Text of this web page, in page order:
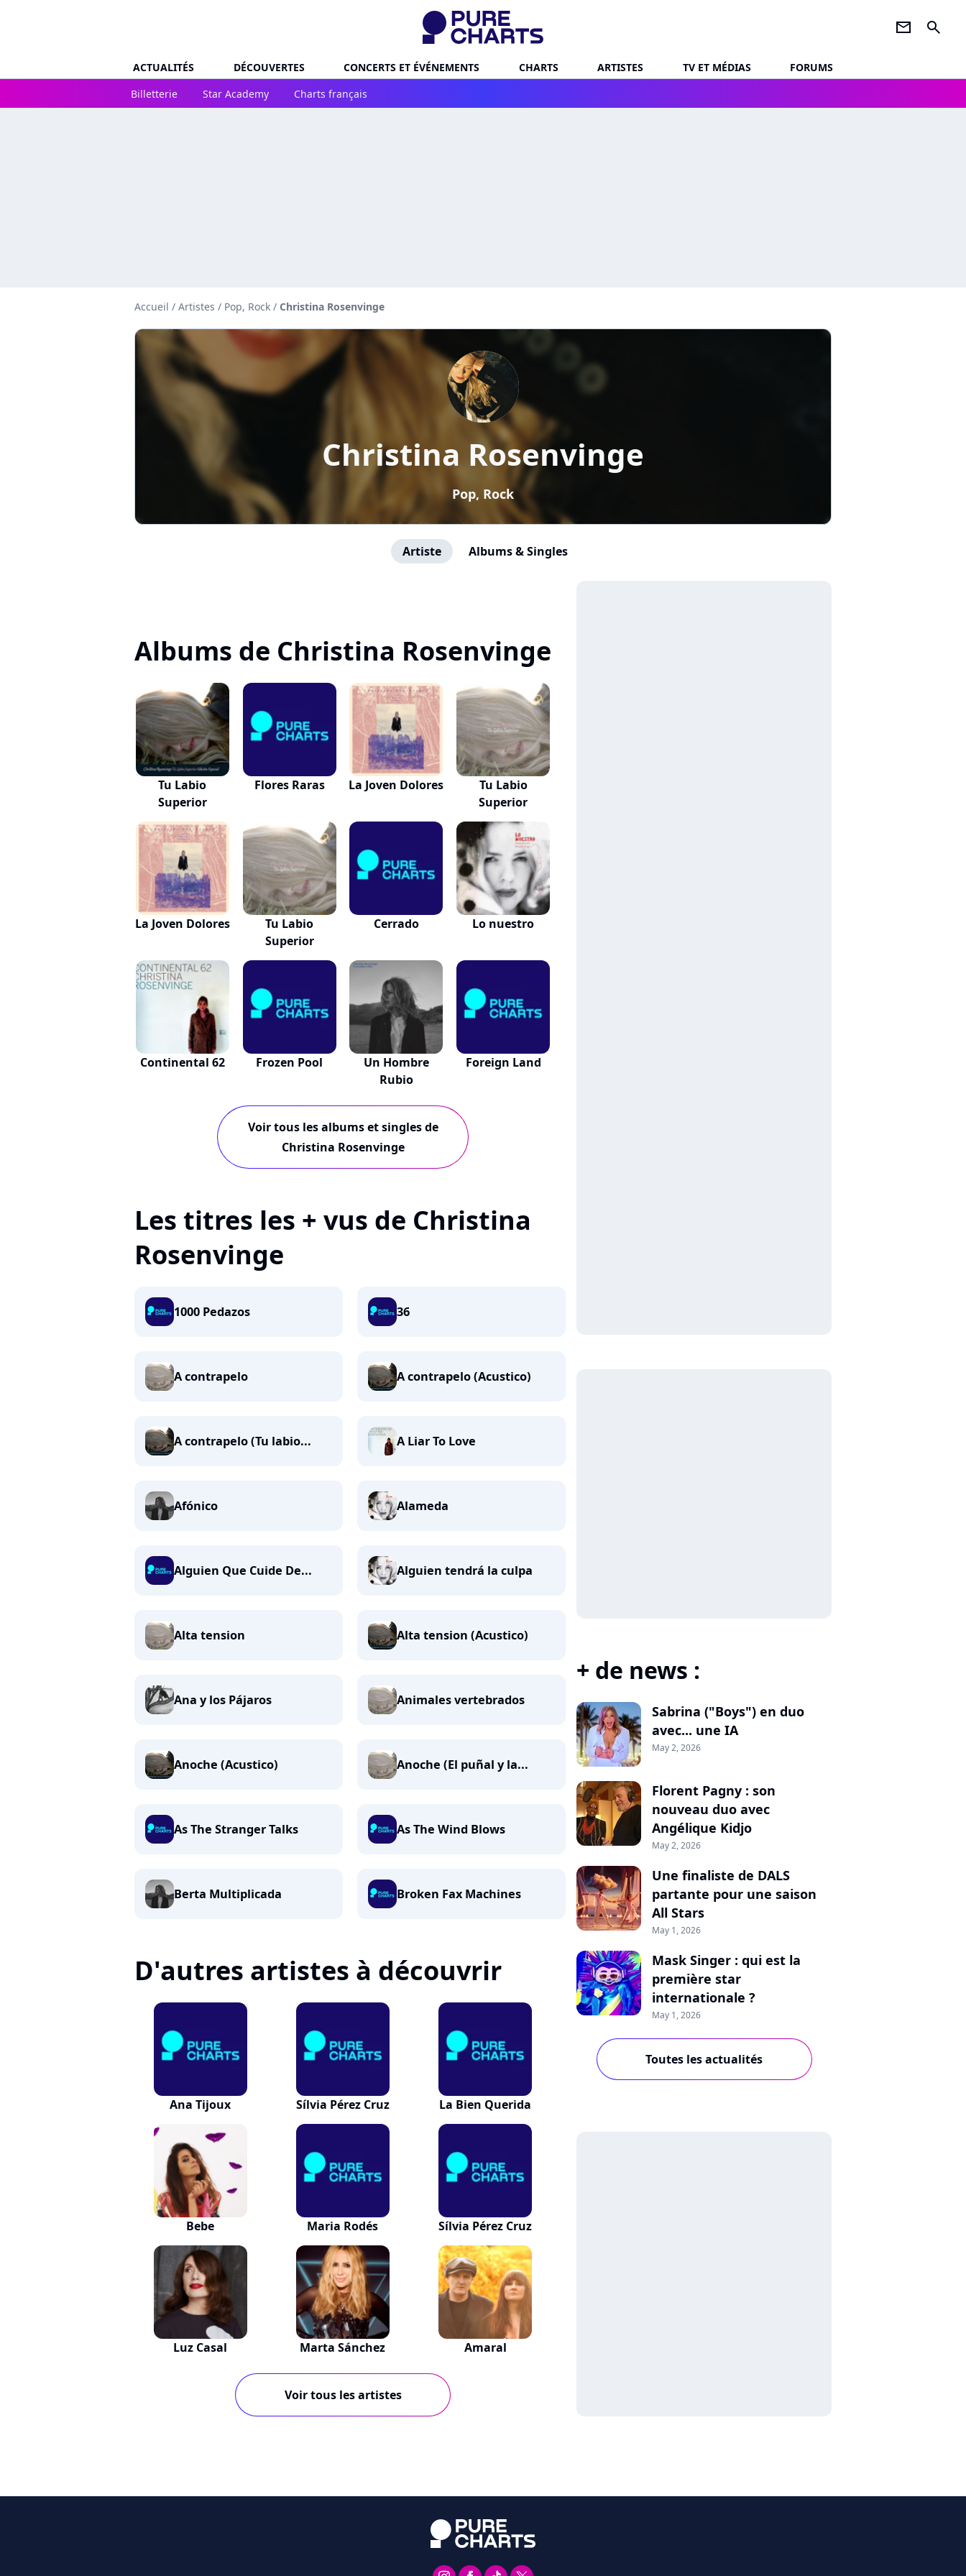
newsletter search
ACTUALITÉS DÉCOUVERTES CONCERTS ET ÉVÉNEMENTS CHARTS ARTISTES TV ET MÉDIAS
FORUMS
Billetterie
Star Academy Charts français
Accueil / Artistes / Pop, Rock / Christina Rosenvinge
Christina Rosenvinge
Pop, Rock
Artiste Albums & Singles
Albums de Christina Rosenvinge
Tu Labio
Superior
Flores Raras La Joven Dolores
Tu Labio
Superior
La Joven Dolores
Tu Labio
Superior
Cerrado Lo nuestro
Continental 62 Frozen Pool
Un Hombre
Rubio
Foreign Land
Voir tous les albums et singles de
Christina Rosenvinge
Les titres les + vus de Christina
Rosenvinge
1000 Pedazos 36
A contrapelo A contrapelo (Acustico)
A contrapelo (Tu labio... A Liar To Love
Afónico Alameda
Alguien Que Cuide De... Alguien tendrá la culpa
Alta tension Alta tension (Acustico)
Ana y los Pájaros Animales vertebrados
Anoche (Acustico) Anoche (El puñal y la...
As The Stranger Talks As The Wind Blows
Berta Multiplicada Broken Fax Machines
D'autres artistes à découvrir
Ana Tijoux Sílvia Pérez Cruz La Bien Querida
Bebe Maria Rodés Sílvia Pérez Cruz
Luz Casal Marta Sánchez Amaral
Voir tous les artistes
+ de news :
Sabrina ("Boys") en duo
avec... une IA
May 2, 2026
Florent Pagny : son
nouveau duo avec
Angélique Kidjo
May 2, 2026
Une finaliste de DALS
partante pour une saison
All Stars
May 1, 2026
Mask Singer : qui est la
première star
internationale ?
May 1, 2026
Toutes les actualités